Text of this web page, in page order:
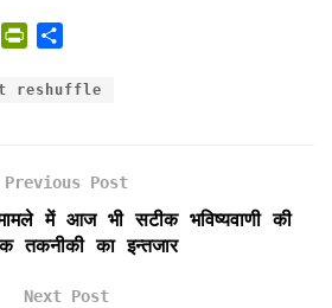
i
r
i
e
d
a
reshuffle
Previous Post
में आज भी सटीक भविष्यवाणी की
तकनीकी का इन्तजार
Next Post